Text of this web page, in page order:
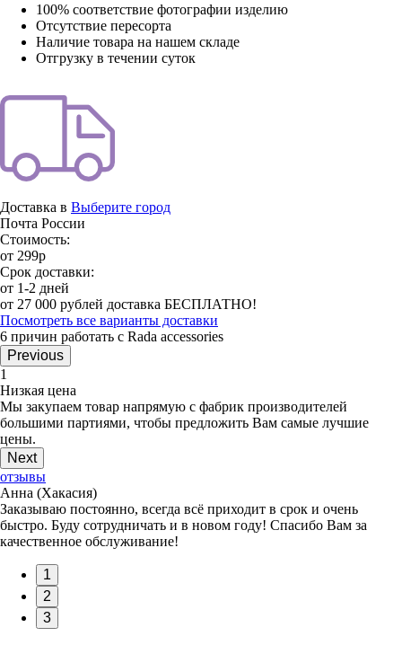
100% соответствие фотографии изделию
Отсутствие пересорта
Наличие товара на нашем складе
Отгрузку в течении суток
Доставка в Выберите город
Почта России
Стоимость:
от 299р
Срок доставки:
от 1-2 дней
от 27 000 рублей доставка БЕСПЛАТНО!
Посмотреть все варианты доставки
6 причин работать с Rada accessories
Previous
1
Низкая цена
Мы закупаем товар напрямую с фабрик производителей
большими партиями, чтобы предложить Вам самые лучшие
цены.
Next
отзывы
Анна (Хакасия)
Заказываю постоянно, всегда всё приходит в срок и очень
быстро. Буду сотрудничать и в новом году! Спасибо Вам за
качественное обслуживание!
1
2
3